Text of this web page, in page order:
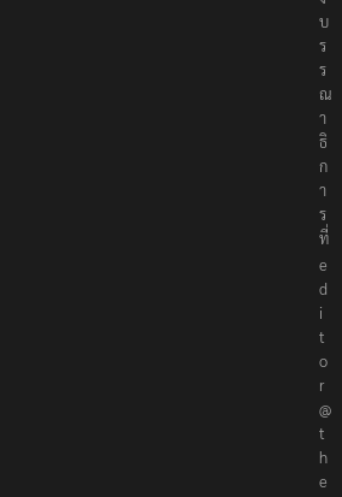
อ
ง
บ
ร
ร
ณ
า
ธิ
ก
า
ร
ที่
e
d
i
t
o
r
@
t